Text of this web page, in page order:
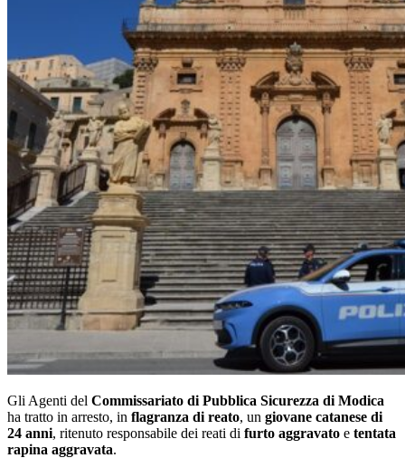
Gli Agenti del Commissariato di Pubblica Sicurezza di Modica
ha tratto in arresto, in flagranza di reato, un giovane catanese di
24 anni, ritenuto responsabile dei reati di furto aggravato e tentata
rapina aggravata.